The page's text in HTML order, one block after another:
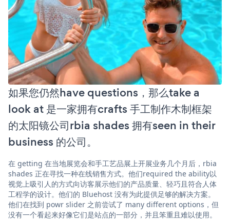
如果您仍然have questions，那么take a
look at 是一家拥有crafts 手工制作木制框架
的太阳镜公司rbia shades 拥有seen in their
business 的公司。
在 getting 在当地展览会和手工艺品展上开展业务几个月后，rbia
shades 正在寻找一种在线销售方式。他们required the ability以
视觉上吸引人的方式向访客展示他们的产品质量、轻巧且符合人体
工程学的设计。他们的 Bluehost 没有为此提供足够的解决方案。
他们在找到 powr slider 之前尝试了 many different options，但
没有一个看起来好像它们是站点的一部分，并且笨重且难以使用。